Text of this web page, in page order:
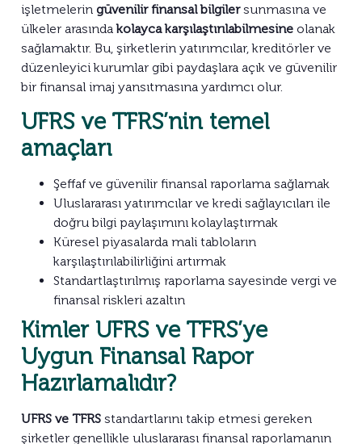
işletmelerin güvenilir finansal bilgilersunmasına ve
ülkeler arasındakolayca karşılaştırılabilmesine olanak
sağlamaktır. Bu, şirketlerin yatırımcılar, kreditörler ve
düzenleyici kurumlar gibi paydaşlara açık ve güvenilir
bir finansal imaj yansıtmasına yardımcı olur.
UFRS ve TFRS’nin temel
amaçları
Şeffaf ve güvenilir finansal raporlama sağlamak
Uluslararası yatırımcılar ve kredi sağlayıcıları ile
doğru bilgi paylaşımını kolaylaştırmak
Küresel piyasalarda mali tabloların
karşılaştırılabilirliğini artırmak
Standartlaştırılmış raporlama sayesinde vergi ve
finansal riskleri azaltın
Kimler UFRS ve TFRS’ye
Uygun Finansal Rapor
Hazırlamalıdır?
UFRS ve TFRS standartlarını takip etmesi gereken
şirketler genellikle uluslararası finansal raporlamanın